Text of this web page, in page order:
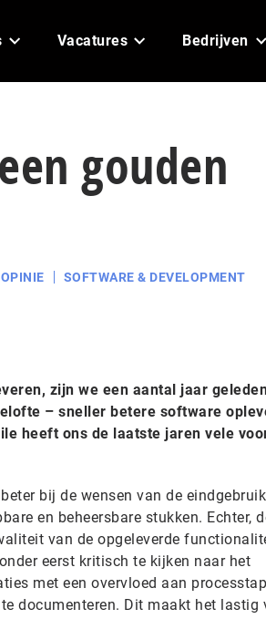
Vacatures Bedrijven
gouden
OPINIE SOFTWARE & DEVELOPMENT
zijn we een aantal jaar
– sneller betere software
heeft ons de laatste jaren vele
bij de wensen van de
en beheersbare stukken. Echter,
van de opgeleverde
eerst kritisch te kijken naar het
met een overvloed aan
documenteren. Dit maakt het lastig